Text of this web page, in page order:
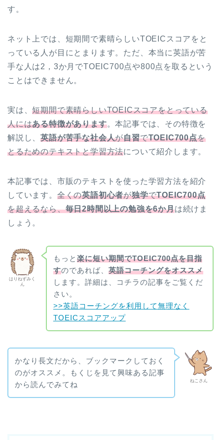
す。
ネット上では、短期間で素晴らしいTOEICスコアをと
っている人が目にとまります。ただ、本当に英語が苦
手な人は2，3か月でTOEIC700点や800点を取るという
ことはできません。
実は、短期間で素晴らしいTOEICスコアをとっている
人にはある特徴があります。本記事では、その特徴を
解説し、英語が苦手な社会人が自習でTOEIC700点を
とるためのテキストと学習方法について紹介します。
本記事では、市販のテキストを使った学習方法を紹介
しています。 全くの英語初心者が独学でTOEIC700点
を超えるなら、毎日2時間以上の勉強を6か月は続けま
しょう。
はりねずみく
ん
もっと 楽に短い期間でTOEIC700点を目指
すのであれば、 英語コーチングをオススメ
します。詳細は、コチラの記事をご覧くだ
さい。
>>英語コーチングを利用して無理なく
TOEICスコアアップ
ねこさん
かなり長文だから、ブックマークしておく
のがオススメ。もくじを見て興味ある記事
から読んでみてね